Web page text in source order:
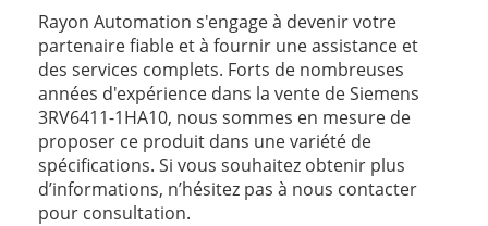
Rayon Automation s'engage à devenir votre
partenaire fiable et à fournir une assistance et
des services complets. Forts de nombreuses
années d'expérience dans la vente de Siemens
3RV6411-1HA10, nous sommes en mesure de
proposer ce produit dans une variété de
spécifications. Si vous souhaitez obtenir plus
d’informations, n’hésitez pas à nous contacter
pour consultation.